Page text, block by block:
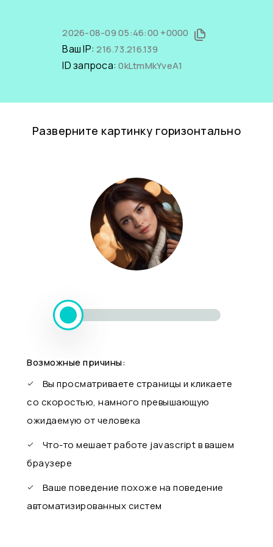
2026-08-09 05:46:00 +0000
Ваш IP:216.73.216.139
ID запроса:0kLtmMkYveA1
Разверните картинку горизонтально
Возможные причины:
Вы просматриваете страницы и кликаете
со скоростью, намного превышающую
ожидаемую от человека
Что-то мешает работе javascript в вашем
браузере
Ваше поведение похоже на поведение
автоматизированных систем